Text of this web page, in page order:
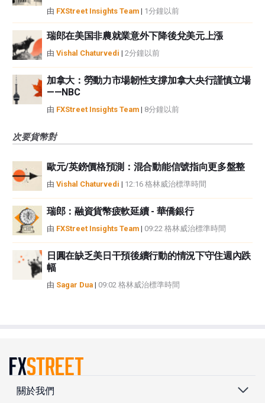
由 FXStreet Insights Team | 1分鐘以前
瑞郎在美国非農就業意外下降後兌美元上漲
由 Vishal Chaturvedi | 2分鐘以前
加拿大：勞動力市場韌性支撐加拿大央行謹慎立場
——NBC
由 FXStreet Insights Team | 8分鐘以前
次要貨幣對
歐元/英鎊價格預測：混合動能信號指向更多盤整
由 Vishal Chaturvedi | 12:16 格林威治標準時間
瑞郎：融資貨幣疲軟延續 - 華僑銀行
由 FXStreet Insights Team | 09:22 格林威治標準時間
日圓在缺乏美日干預後續行動的情況下守住週內跌
幅
由 Sagar Dua | 09:02 格林威治標準時間
關於我們